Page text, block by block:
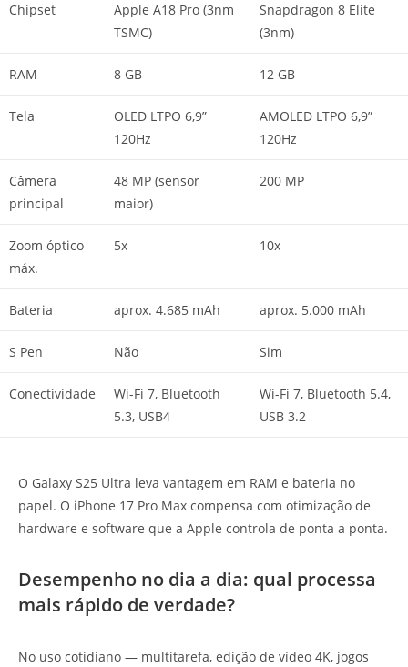
Chipset
Apple A18 Pro (3nm
TSMC)
Snapdragon 8 Elite
(3nm)
RAM 8 GB 12 GB
Tela
OLED LTPO 6,9”
120Hz
AMOLED LTPO 6,9”
120Hz
Câmera
principal
48 MP (sensor
maior)
200 MP
Zoom óptico
máx.
5x 10x
Bateria aprox. 4.685 mAh aprox. 5.000 mAh
S Pen Não Sim
Conectividade
Wi-Fi 7, Bluetooth
5.3, USB4
Wi-Fi 7, Bluetooth 5.4,
USB 3.2
O Galaxy S25 Ultra leva vantagem em RAM e bateria no
papel. O iPhone 17 Pro Max compensa com otimização de
hardware e software que a Apple controla de ponta a ponta.
Desempenho no dia a dia: qual processa
mais rápido de verdade?
No uso cotidiano — multitarefa, edição de vídeo 4K, jogos